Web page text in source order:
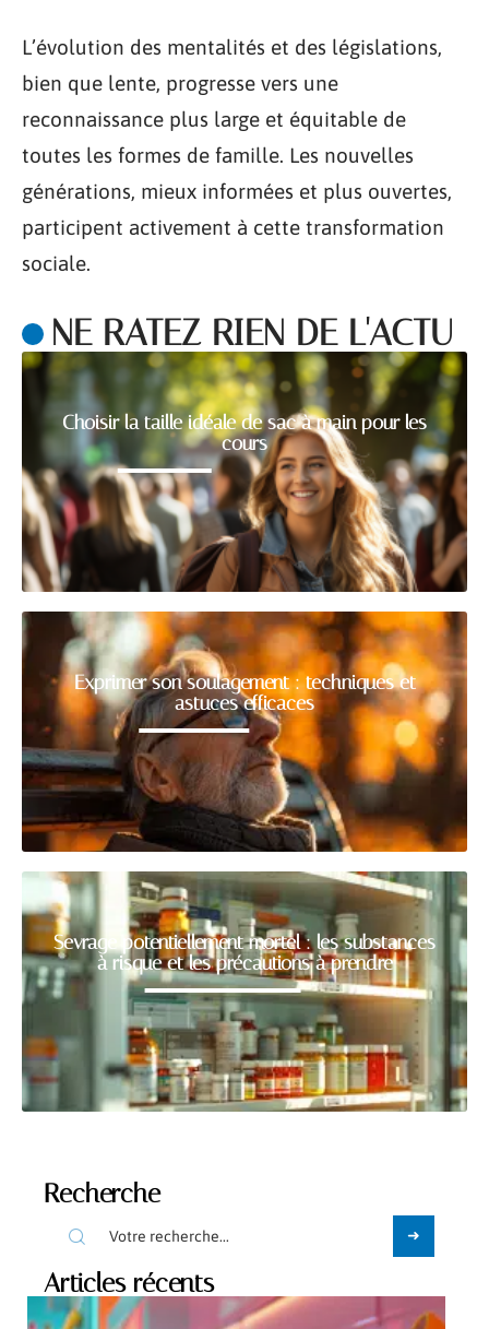
L’évolution des mentalités et des législations,
bien que lente, progresse vers une
reconnaissance plus large et équitable de
toutes les formes de famille. Les nouvelles
générations, mieux informées et plus ouvertes,
participent activement à cette transformation
sociale.
NE RATEZ RIEN DE L'ACTU
Choisir la taille idéale de sac à main pour les
cours
Exprimer son soulagement : techniques et
astuces efficaces
Sevrage potentiellement mortel : les substances
à risque et les précautions à prendre
Recherche
Articles récents